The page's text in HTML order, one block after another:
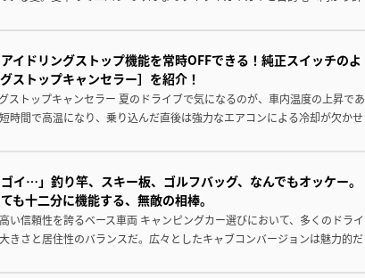
イドリングストップ機能を常時OFFできる！純正スイッチのよ
ストップキャンセラー］を紹介！
ストップキャンセラー 夏のドライブで気になるのが、車内温度の上昇であ
時間で高温になり、乗り込んだ直後は強力なエアコンによる冷却が欠かせ
イ…」釣り竿、スキー板、ゴルフバッグ、なんでもオッケー。
も十二分に機能する、無敵の相棒。
い信頼性を誇るベース車両 キャンピングカー選びにおいて、多くのドライ
きさと居住性のバランスだ。広々としたキャブコンバージョンは魅力的だ